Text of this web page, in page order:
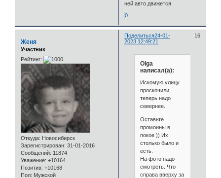
ней авто движется
0
Поделиться 16
24-01-
2023 12:49:21
Женя
Участник
Рейтинг:
Откуда: Новосибирск
Зарегистрирован: 31-01-2016
Сообщений: 11874
Уважение: +10164
Позитив: +10168
Пол: Мужской
Olga
написал(а):
Искомую улицу
проскочили,
теперь надо
севернее.
Оставьте
промоины в
покое )) Их
столько было и
есть.
На фото надо
смотреть. Что
справа вверху за